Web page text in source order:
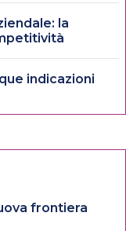
la
indicazioni
frontiera